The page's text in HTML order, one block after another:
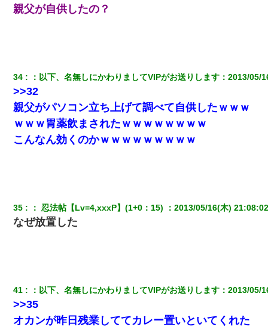
親父が自供したの？
34 ： 以下、名無しにかわりましてVIPがお送りします ：2013/05/
>>32
親父がパソコン立ち上げて調べて自供したｗｗｗ
ｗｗｗ胃薬飲まされたｗｗｗｗｗｗｗｗ
こんなん効くのかｗｗｗｗｗｗｗｗｗ
35 ： 忍法帖【Lv=4,xxxP】(1+0：15) ：2013/05/16(木)
なぜ放置した
41 ： 以下、名無しにかわりましてVIPがお送りします ：2013/05/
>>35
オカンが昨日残業しててカレー置いといてくれた